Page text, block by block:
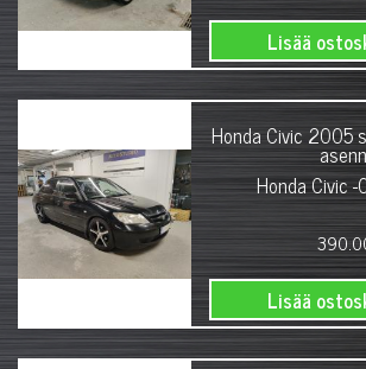
Lisää
Honda Civic 2005
Honda Civic
Lisää